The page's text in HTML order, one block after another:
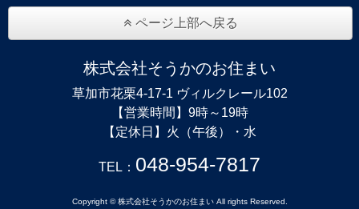
ページ上部へ戻る
株式会社そうかのお住まい
草加市花栗4-17-1 ヴィルクレール102
【営業時間】9時～19時
【定休日】火（午後）・水
TEL： 048-954-7817
Copyright © 株式会社そうかのお住まい All rights Reserved.